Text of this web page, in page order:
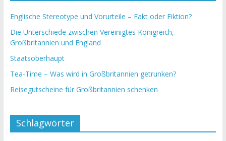
Englische Stereotype und Vorurteile – Fakt oder Fiktion?
Die Unterschiede zwischen Vereinigtes Königreich,
Großbritannien und England
Staatsoberhaupt
Tea-Time – Was wird in Großbritannien getrunken?
Reisegutscheine für Großbritannien schenken
Schlagwörter